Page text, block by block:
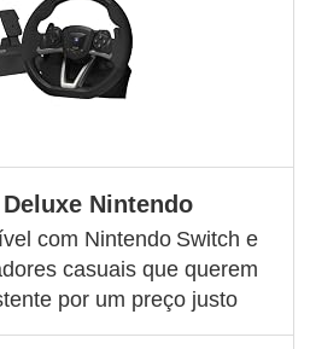
Nintendo
com Nintendo Switch e
casuais que querem
por um preço justo